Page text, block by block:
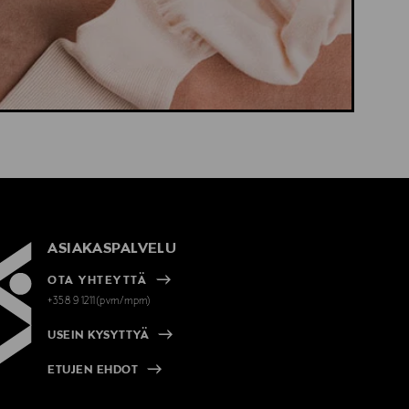
ASIAKASPALVELU
OTA YHTEYTTÄ
+358 9 1211(pvm/mpm)
USEIN KYSYTTYÄ
ETUJEN EHDOT